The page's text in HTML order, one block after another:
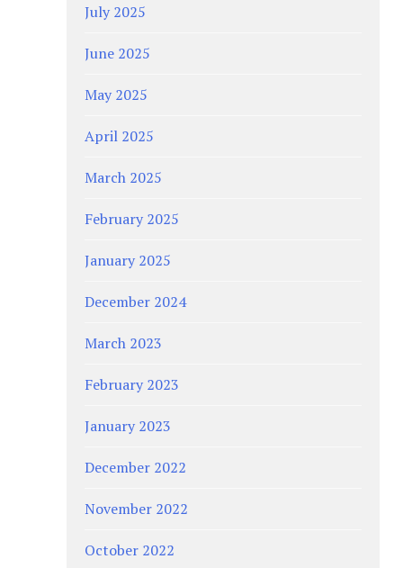
July 2025
June 2025
May 2025
April 2025
March 2025
February 2025
January 2025
December 2024
March 2023
February 2023
January 2023
December 2022
November 2022
October 2022